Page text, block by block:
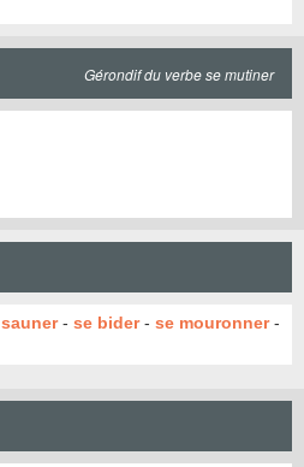
Gérondif du verbe se mutiner
sauner- se bider- se mouronner-